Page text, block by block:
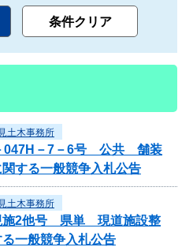
土木事務所
047H－7－6号 公共 舗装
する一般競争入札公告
土木事務所
施2他号 県単 現道施設整
一般競争入札公告